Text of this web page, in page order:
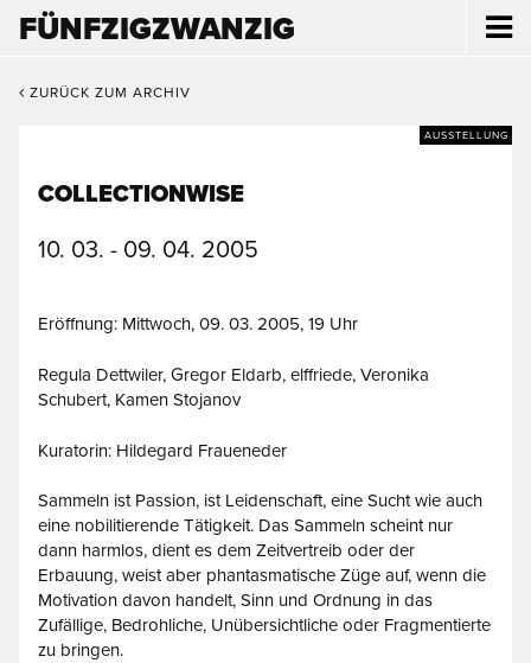
FÜNFZIGZWANZIG
ZURÜCK ZUM ARCHIV
AUSSTELLUNG
COLLECTIONWISE
10. 03. - 09. 04. 2005
Eröffnung: Mittwoch, 09. 03. 2005, 19 Uhr
Regula Dettwiler, Gregor Eldarb, elffriede, Veronika
Schubert, Kamen Stojanov
Kuratorin: Hildegard Fraueneder
Sammeln ist Passion, ist Leidenschaft, eine Sucht wie auch
eine nobilitierende Tätigkeit. Das Sammeln scheint nur
dann harmlos, dient es dem Zeitvertreib oder der
Erbauung, weist aber phantasmatische Züge auf, wenn die
Motivation davon handelt, Sinn und Ordnung in das
Zufällige, Bedrohliche, Unübersichtliche oder Fragmentierte
zu bringen.